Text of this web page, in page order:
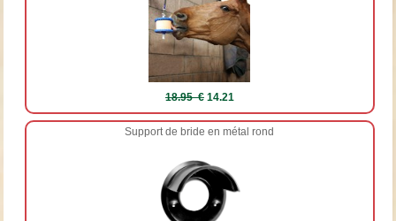
18.95 €14.21
Support de bride en métal rond